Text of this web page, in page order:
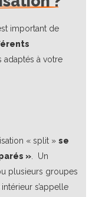
important de
adaptés à votre
« split »se
» . Un
plusieurs groupes
s’appelle